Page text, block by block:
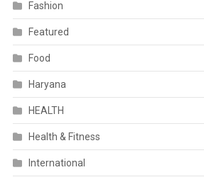
Fashion
Featured
Food
Haryana
HEALTH
Health & Fitness
International